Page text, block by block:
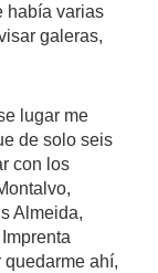
había varias
galeras,
lugar me
de solo seis
con los
Almeida,
quedarme ahí,